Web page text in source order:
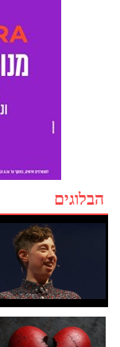
הבלוגים